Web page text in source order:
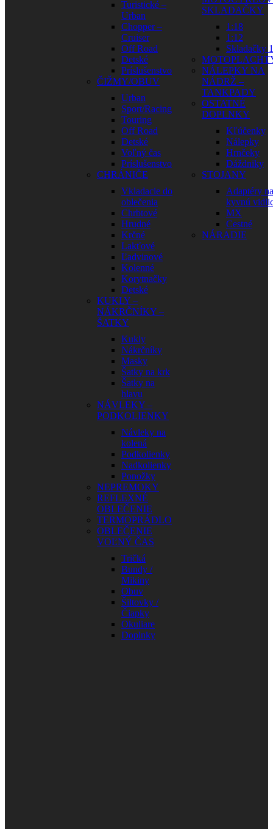
Turistické –
Urban
Chopper –
Cruiser
Off Road
Detské
Príslušenstvo
ČIŽMY/OBUV
Urban
Sport/Racing
Touring
Off Road
Detské
Voľný čas
Príslušenstvo
CHRÁNIČE
Vkladacie do
oblečenia
Chrbtové
Hrudné
Krčné
Lakťové
Ľadvinové
Kolenné
Korytnačky
Detské
KUKLY –
NÁKRČNÍKY –
ŠATKY
Kukly
Nákrčníky
Masky
Šatky na krk
Šatky na
hlavu
NÁVLEKY –
PODKOLIENKY
Návleky na
kolená
Podkolienky
Nadkolienky
Ponožky
NEPREMOKY
REFLEXNÉ
OBLEČENIE
TERMOPRÁDLO
OBLEČENIE
VOĽNÝ ČAS
Tričká
Bundy /
Mikiny
Obuv
Šiltovky /
Čiapky
Okuliare
Doplnky
SKLADAČKY
1:18
1:12
Skladačky
NÁLEPKY NA
NÁDRŽ –
TANKPADY
OSTATNÉ
DOPLNKY
Kľúčenky
Nálepky
Hrnčeky
Dáždniky
STOJANY
Adaptéry na
kyvnú
MX
Cestné
NÁRADIE